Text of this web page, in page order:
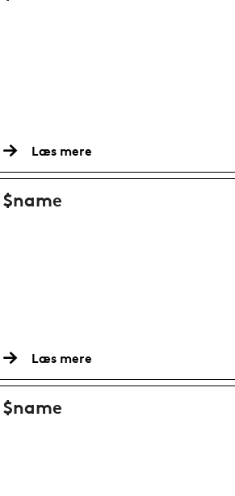
Læs mere
$name
Læs mere
$name